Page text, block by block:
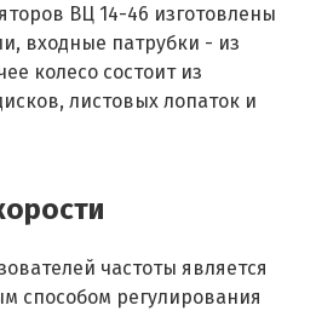
ВЦ 14-46 изготовлены
входные патрубки - из
колесо состоит из
листовых лопаток и
частоты является
способом регулирования